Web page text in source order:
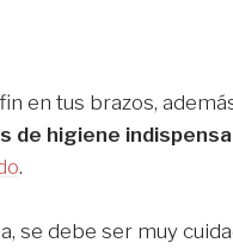
en tus brazos,
de higiene
.
se debe ser muy